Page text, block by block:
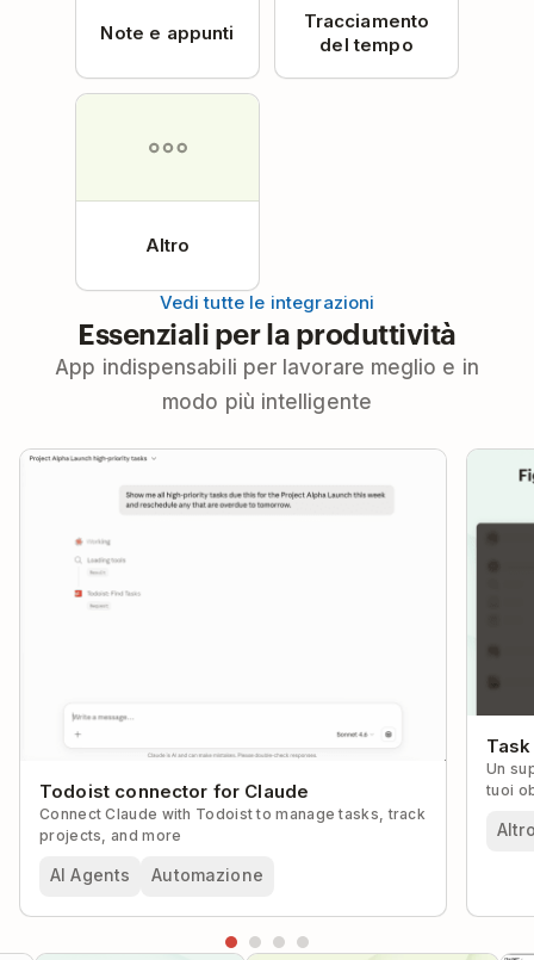
Note e appunti
Tracciamento
del tempo
Altro
Vedi tutte le integrazioni
Essenziali per la produttività
App indispensabili per lavorare meglio e in
modo più intelligente
Todoist connector for Claude
Connect Claude with Todoist to manage tasks, track
projects, and more
AI Agents Automazione
Un
tuoi